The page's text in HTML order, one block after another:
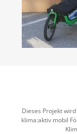
Dieses Projekt
klima:aktiv mobil